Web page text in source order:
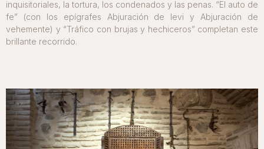
inquisitoriales, la tortura, los condenados y las penas. “El auto de
fe” (con los epígrafes Abjuración de levi y Abjuración de
vehemente) y “Tráfico con brujas y hechiceros” completan este
brillante recorrido.